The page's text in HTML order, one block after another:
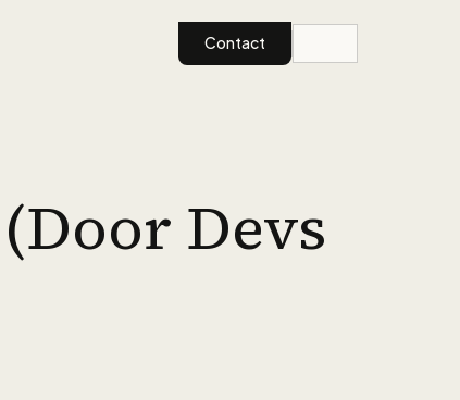
Contact
Devs